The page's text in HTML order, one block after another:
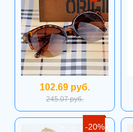
102.69 руб.
245.07 руб.
-20%